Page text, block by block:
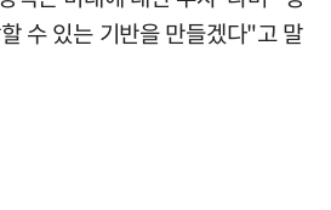
수 있는 기반을 만들겠다"고 말